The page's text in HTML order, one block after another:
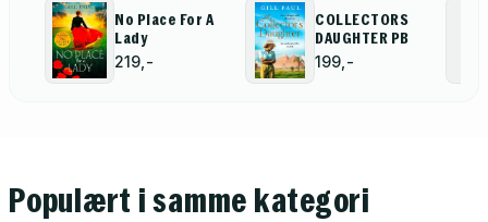
No Place For A
Lady
219,-
COLLECTORS
DAUGHTER PB
199,-
Populært i samme kategori